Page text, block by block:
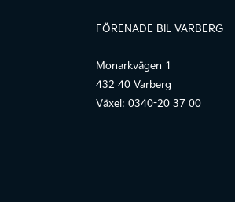
FÖRENADE BIL VARBERG
Monarkvägen 1
432 40 Varberg
Växel: 0340-20 37 00